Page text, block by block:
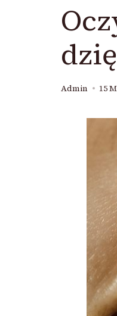
Admin 15